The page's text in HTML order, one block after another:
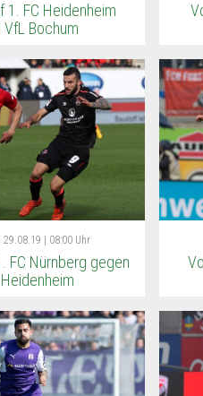
1. FC Heidenheim
VfL Bochum
29.08.19 | 08:00 Uhr
FC Nürnberg gegen